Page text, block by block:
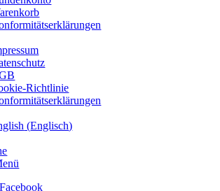
Richtlinie
(Englisch)